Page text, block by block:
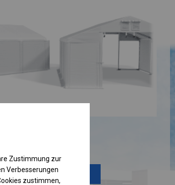
Plane ändern
Zustimmung zur
Verbesserungen
zustimmen,